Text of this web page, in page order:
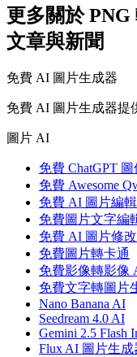
更多關於 PNG
文章與新聞
免費 AI 圖片生成器
免費 AI 圖片生成器提
圖片 AI
免費 ChatGPT
免費 Awesome
免費 AI 圖片編
免費圖片文字編
免費 AI 圖片修
免費圖片轉卡通
免費影像轉影像
免費文字轉圖片
Nano Banana AI
Seedream 4.0 AI
Gemini 2.5 Flash
Flux AI 圖片生成